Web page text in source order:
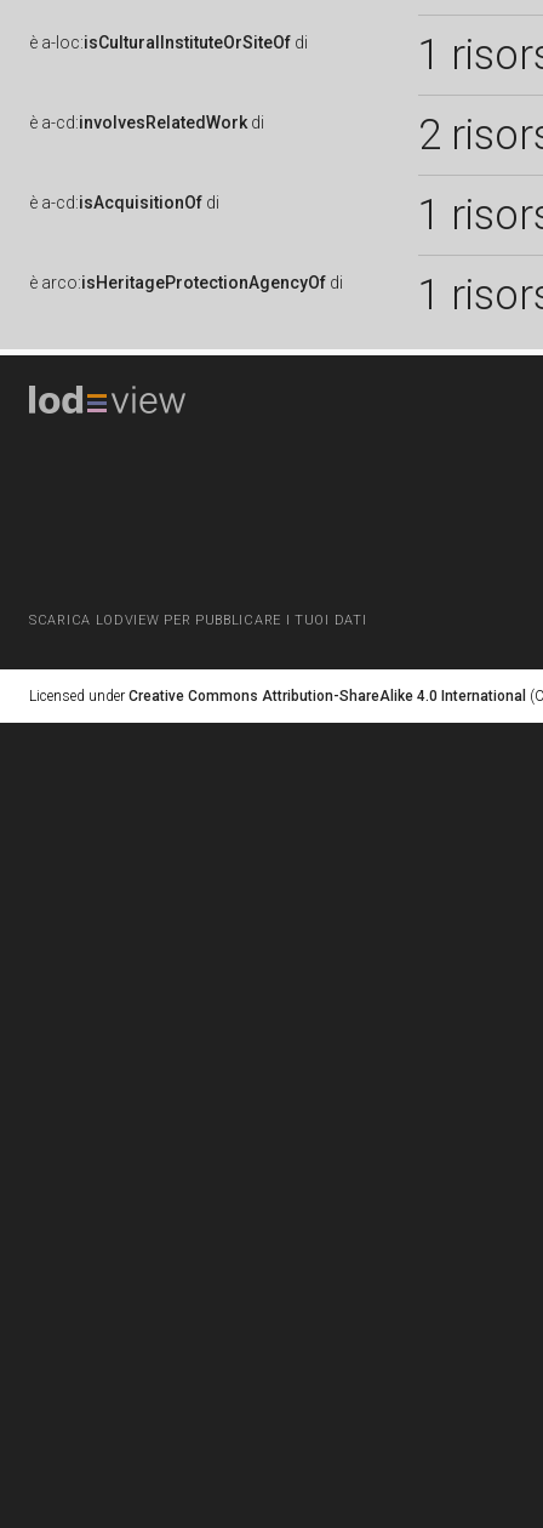
è a-loc:isCulturalInstituteOrSiteOf di 1
è a-cd:involvesRelatedWork di 2
è a-cd:isAcquisitionOf di 1
è arco:isHeritageProtectionAgencyOf di 1
SCARICA LODVIEW PER PUBBLICARE I TUOI DATI
Licensed under Creative Commons Attribution-ShareAlike 4.0 International